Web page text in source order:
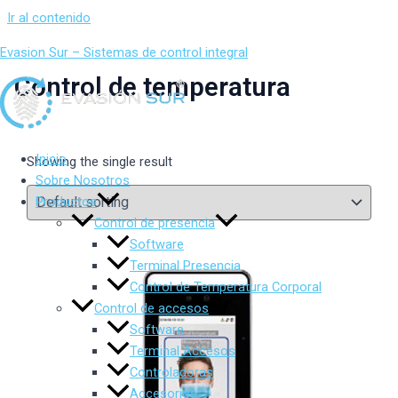
Ir al contenido
Evasion Sur – Sistemas de control integral
Inicio
Sobre Nosotros
Productos
Control de presencia
Software
Terminal Presencia
Control de Temperatura Corporal
Control de accesos
Software
Terminal Accesos
Controladoras
Accesorios
Control de temperatura
Showing the single result